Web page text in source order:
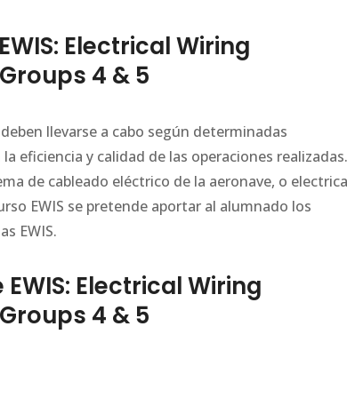
Electrical Wiring
4 & 5
llevarse a cabo según determinadas
eficiencia y calidad de las operaciones realizadas.
de cableado eléctrico de la aeronave, o
EWIS se pretende aportar al alumnado los
EWIS.
EWIS: Electrical Wiring
4 & 5